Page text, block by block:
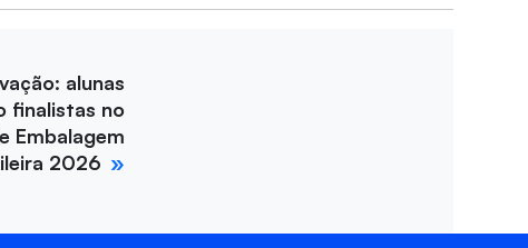
alunas
finalistas no
Embalagem
2026